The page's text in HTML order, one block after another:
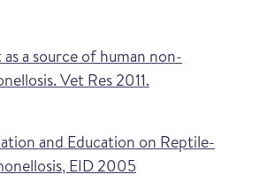
a source of human non-
Vet Res 2011.
and Education on Reptile-
EID 2005